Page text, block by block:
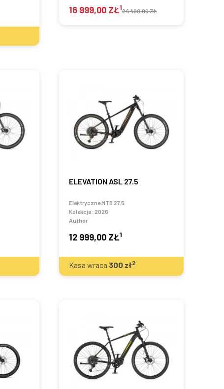
16 999,00 ZŁ124 499,00 ZŁ
ELEVATION ASL 27.5
Elektryczne MTB 27.5
Kolekcja: 2026
Author
12 999,00 ZŁ1
Kasa wraca 300 zł2